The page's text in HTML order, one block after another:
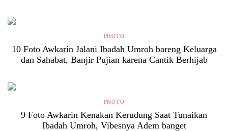
PHOTO
10 Foto Awkarin Jalani Ibadah Umroh bareng Keluarga
dan Sahabat, Banjir Pujian karena Cantik Berhijab
PHOTO
9 Foto Awkarin Kenakan Kerudung Saat Tunaikan
Ibadah Umroh, Vibesnya Adem banget